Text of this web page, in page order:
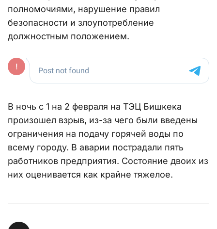
полномочиями, нарушение правил
безопасности и злоупотребление
должностным положением.
В ночь с 1 на 2 февраля на ТЭЦ Бишкека
произошел взрыв, из-за чего были введены
ограничения на подачу горячей воды по
всему городу. В аварии пострадали пять
работников предприятия. Состояние двоих из
них оценивается как крайне тяжелое.